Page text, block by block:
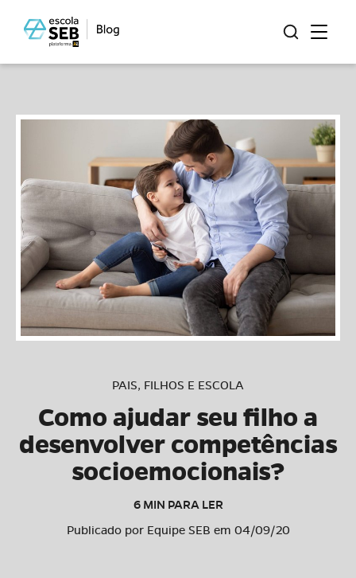
PAIS, FILHOS E ESCOLA
Como ajudar seu filho a
desenvolver competências
socioemocionais?
6 MIN PARA LER
Publicado por Equipe SEB em 04/09/20